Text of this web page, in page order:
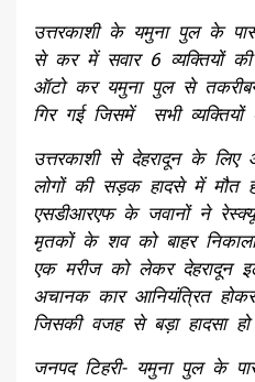
उत्तरकाशी के यमुना पुल के
से कर में सवार 6 व्यक्तियों
ऑटो कर यमुना पुल से
गिर गई जिसमें सभी
उत्तरकाशी से देहरादून के
लोगों की सड़क हादसे में मौत
एसडीआरएफ के जवानों ने
मृतकों के शव को बाहर
एक मरीज को लेकर देहरादून
अचानक कार आनियंत्रित
जिसकी वजह से बड़ा हादसा हो
जनपद टिहरी- यमुना पुल के